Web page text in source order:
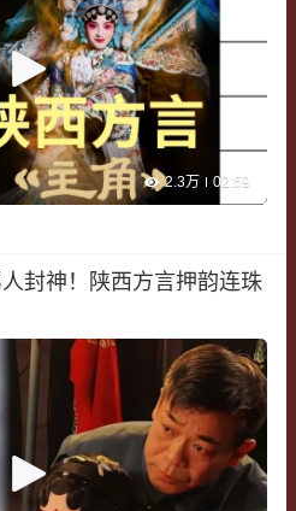
2.3万 02:59
封神！陕西方言押韵连珠